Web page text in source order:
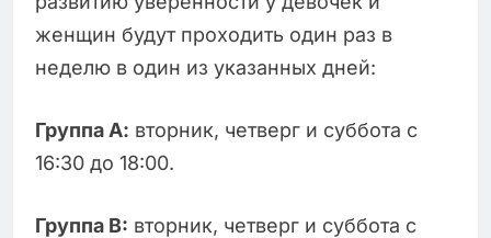
женщин будут проходить один раз в
неделю в один из указанных дней:
Группа А: вторник, четверг и суббота с
16:30 до 18:00.
Группа B: вторник, четверг и суббота с